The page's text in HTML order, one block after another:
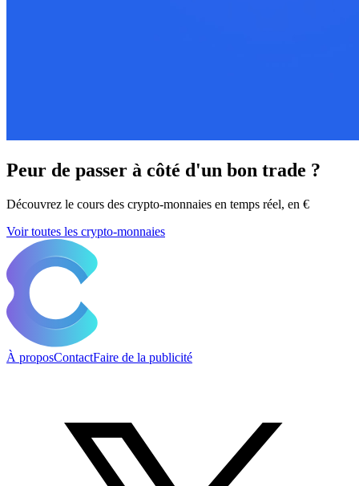
Peur de passer à côté d'un bon trade ?
Découvrez le cours des crypto-monnaies en temps réel, en €
Voir toutes les crypto-monnaies
À proposContactFaire de la publicité